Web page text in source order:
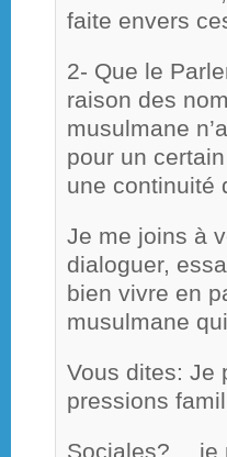
faite envers
2- Que le
raison des
musulmane
pour un
une continuité
Je me joins à
dialoguer,
bien vivre en
musulmane
Vous dites: Je
pressions
Sociales?….je